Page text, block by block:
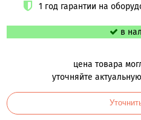
1 год гарантии на
в
цена товара
уточняйте